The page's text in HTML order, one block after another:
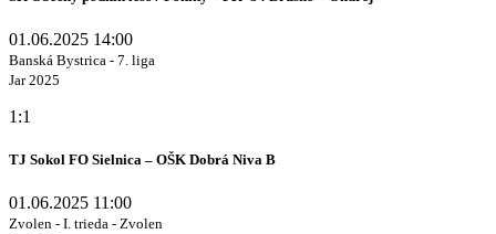
01.06.2025 14:00
Banská Bystrica - 7. liga
Jar 2025
1:1
TJ Sokol FO Sielnica – OŠK Dobrá Niva B
01.06.2025 11:00
Zvolen - I. trieda - Zvolen